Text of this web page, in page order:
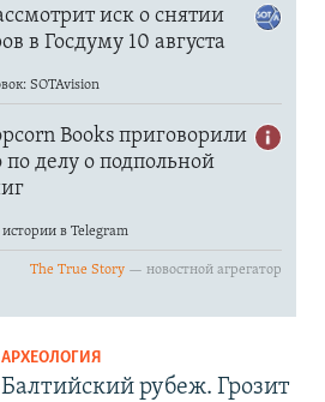
АРХЕОЛОГИЯ
Балтийский рубеж. Грозит